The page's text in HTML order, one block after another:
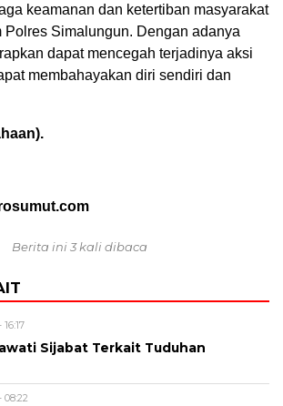
keamanan dan ketertiban masyarakat
Polres Simalungun. Dengan adanya
dapat mencegah terjadinya aksi
membahayakan diri sendiri dan
Berita ini 3 kali dibaca
Sijabat Terkait Tuduhan